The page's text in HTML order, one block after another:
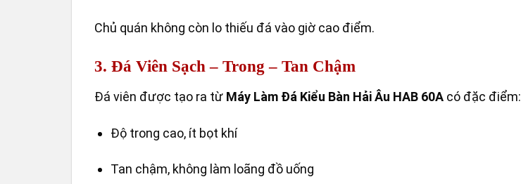
Chủ quán không còn lo thiếu đá vào giờ cao điểm.
3. Đá Viên Sạch – Trong – Tan Chậm
Đá viên được tạo ra từ Máy Làm Đá Kiểu Bàn Hải Âu HAB 60A có đặc điểm:
Độ trong cao, ít bọt khí
Tan chậm, không làm loãng đồ uống